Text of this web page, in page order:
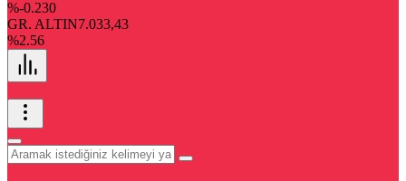
%-0.230
GR. ALTIN7.033,43
%2.56